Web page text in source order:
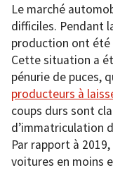
Le marché
difficiles. Pendant
production ont été
Cette situation a
pénurie de puces,
producteurs à
coups durs sont
d’immatriculation
Par rapport à
voitures en moins